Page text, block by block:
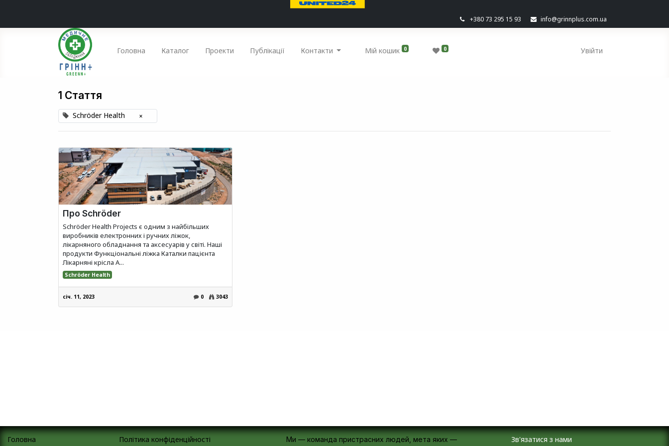
+380 73 295 15 93 info@grinnplus.com.ua
Головна Каталог Проекти Публікації Контакти Мій кошик 0 0 Увійти
1 Стаття
Schröder Health ×
Про Schröder
Schröder Health Projects є одним з найбільших
виробників електронних і ручних ліжок,
лікарняного обладнання та аксесуарів у світі. Наші
продукти Функціональні ліжка Каталки пацієнта
Лікарняні крісла А...
Schröder Health
січ. 11, 2023 0 3043
Головна
Політика конфіденційності
Ми — команда пристрасних людей, мета яких —
Зв'язатися з нами